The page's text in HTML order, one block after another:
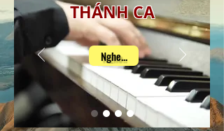
THÁNH CA
Nghe...